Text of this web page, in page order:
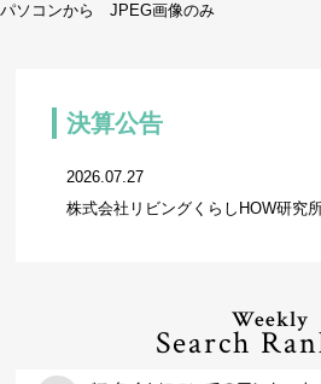
パソコンから JPEG画像のみ
決算公告
2026.07.27
株式会社リビングくらしHOW研究
Weekly
Search